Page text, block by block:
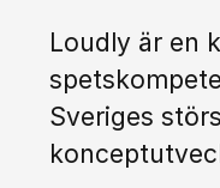
Loudly är en
Sveriges